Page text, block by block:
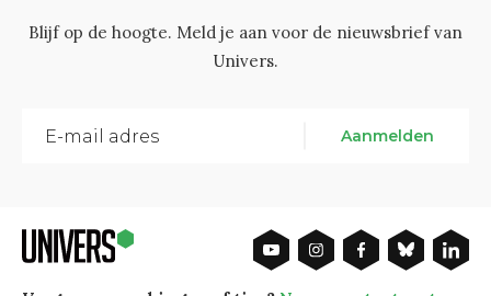
Blijf op de hoogte. Meld je aan voor de nieuwsbrief van
Univers.
Aanmelden